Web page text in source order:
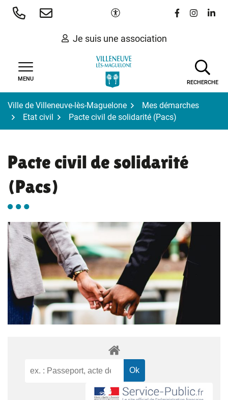
Aller
Paramètres d'accessibilité
Lien vers le
Lien vers
Lien
Je suis une association
MENU
RECHERCHE
Ville de Villeneuve-lès-Maguelone
Mes démarches
Etat civil
Pacte civil de solidarité (Pacs)
Pacte civil de solidarité
(Pacs)